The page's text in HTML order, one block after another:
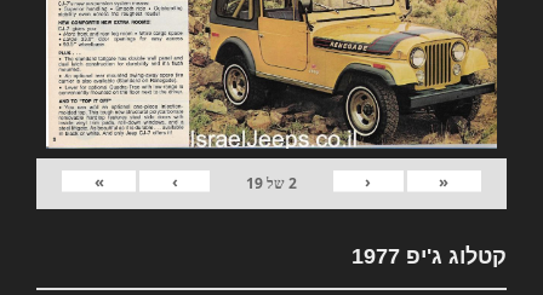
«
‹
2של19
›
»
קטלוג ג'יפ 1977